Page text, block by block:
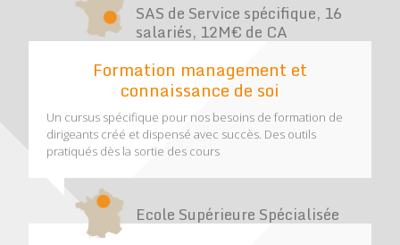
SAS de Service spécifique, 16
salariés, 12M€ de CA
Formation management et
connaissance de soi
Un cursus spécifique pour nos besoins de formation de
dirigeants créé et dispensé avec succès. Des outils
pratiqués dès la sortie des cours
Ecole Supérieure Spécialisée